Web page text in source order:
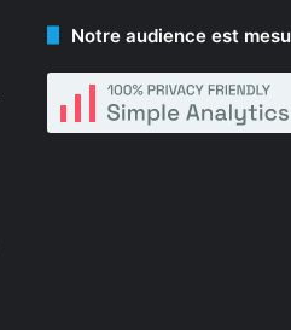
Notre audience est